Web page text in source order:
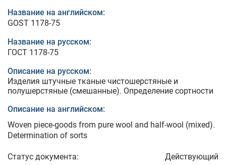
Название на английском:
GOST 1178-75
Название на русском:
ГОСТ 1178-75
Описание на русском:
Изделия штучные тканые чистошерстяные и
полушерстяные (смешанные). Определение сортности
Описание на английском:
Woven piece-goods from pure wool and half-wool (mixed).
Determination of sorts
Статус документа: Действующий